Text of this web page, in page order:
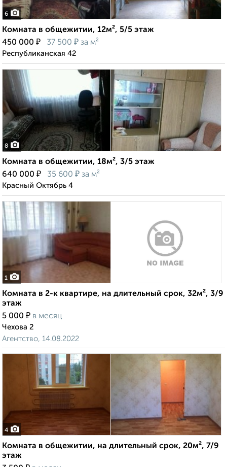
6
Комната в общежитии, 12м², 5/5 этаж
450 000 ₽ 37 500 ₽ за м²
Республиканская 42
8
Комната в общежитии, 18м², 3/5 этаж
640 000 ₽ 35 600 ₽ за м²
Красный Октябрь 4
1
Комната в 2-к квартире, на длительный срок, 32м², 3/9
этаж
5 000 ₽ в месяц
Чехова 2
Агентство, 14.08.2022
4
Комната в общежитии, на длительный срок, 20м², 7/9
этаж